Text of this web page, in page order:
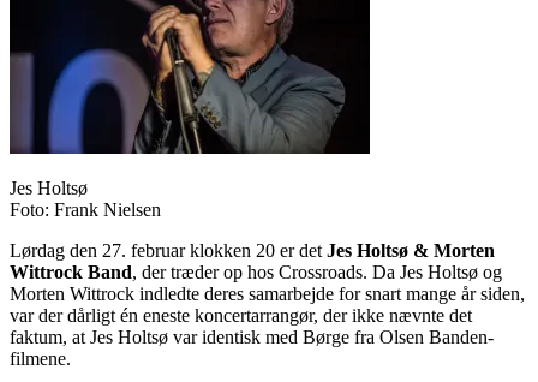
Jes Holtsø
Foto: Frank Nielsen
Lørdag den 27. februar klokken 20 er det Jes Holtsø & Morten
Wittrock Band, der træder op hos Crossroads. Da Jes Holtsø og
Morten Wittrock indledte deres samarbejde for snart mange år siden,
var der dårligt én eneste koncertarrangør, der ikke nævnte det
faktum, at Jes Holtsø var identisk med Børge fra Olsen Banden-
filmene.